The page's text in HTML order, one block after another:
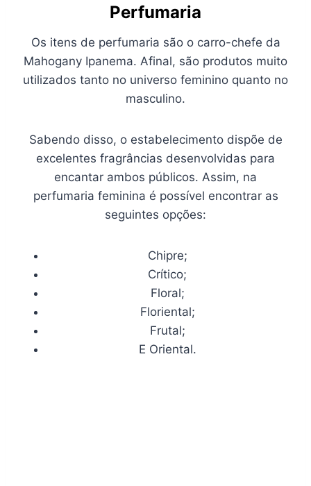
Perfumaria
Os itens de perfumaria são o carro-chefe da
Mahogany Ipanema. Afinal, são produtos muito
utilizados tanto no universo feminino quanto no
masculino.
Sabendo disso, o estabelecimento dispõe de
excelentes fragrâncias desenvolvidas para
encantar ambos públicos. Assim, na
perfumaria feminina é possível encontrar as
seguintes opções:
Chipre;
Crítico;
Floral;
Floriental;
Frutal;
E Oriental.